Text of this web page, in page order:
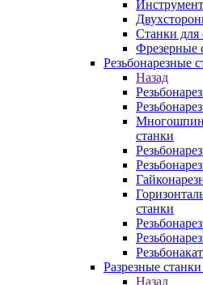
Станки для
Фрезерные
Резьбонарезные
Назад
станки
станки
Разрезные
Назад